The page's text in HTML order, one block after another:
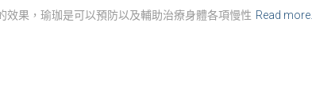
果，瑜珈是可以預防以及輔助治療身體各項慢性 Read more…